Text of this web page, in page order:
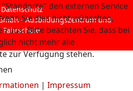
Datenschutz
- Ausbildungszentrum und
Fahrschule
den externen Service
Sie dies nicht wünschen,
aus. Bitte beachten Sie, dass bei
nicht mehr alle
zur Verfügung stehen.
| Impressum